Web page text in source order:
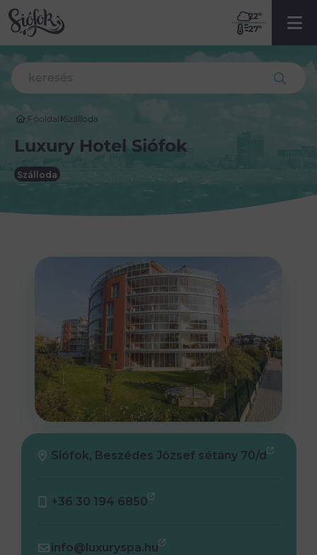
22º
27º
Főoldal Szálloda
Luxury Hotel Siófok
Szálloda
Siófok, Beszédes József sétány 70/d
+36 30 194 6850
info@luxuryspa.hu